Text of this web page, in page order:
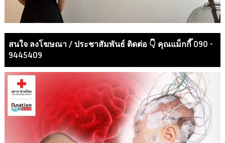
สนใจ ลงโฆษณา / ประชาสัมพันธ์ ติดต่อ 👇 คุณแม็กกี๊ 090 -
9445409